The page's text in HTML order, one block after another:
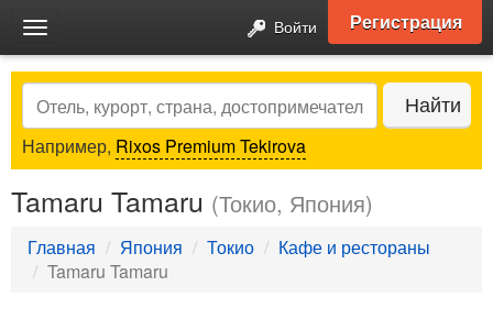
Toggle
navigation
Войти Регистрация
Search Найти
Например, Rixos Premium Tekirova
Tamaru Tamaru (Токио, Япония)
Главная Япония Токио
Кафе и рестораны
Tamaru Tamaru